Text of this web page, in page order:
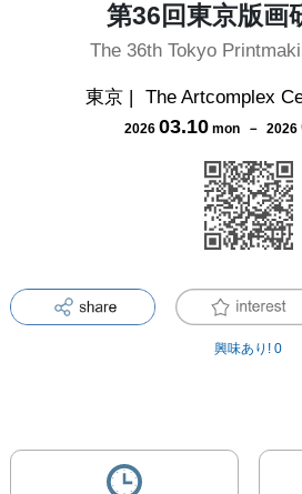
第36回東京版画
The 36th Tokyo
東京 | The Artcomplex
2026 03.10 mon－ 2026
興味あり! 0